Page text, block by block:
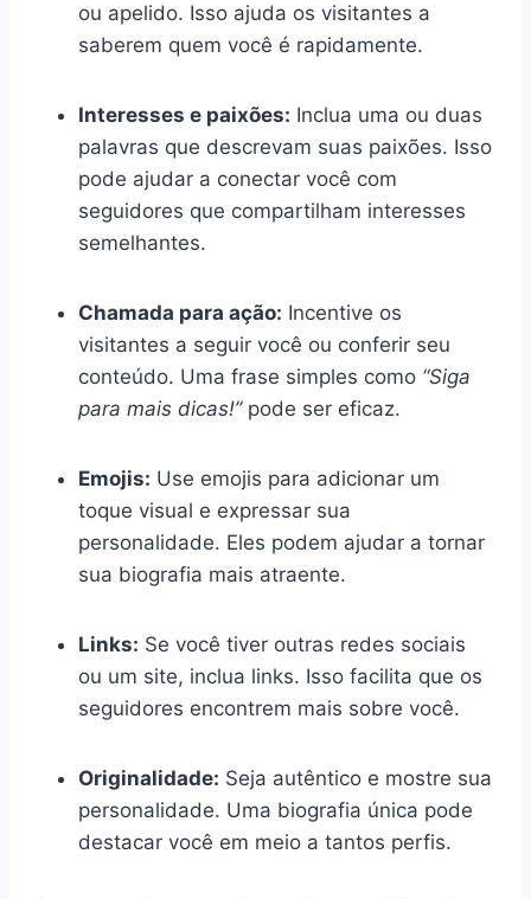
ou apelido. Isso ajuda os visitantes a
saberem quem você é rapidamente.
Interesses e paixões: Inclua uma ou duas
palavras que descrevam suas paixões. Isso
pode ajudar a conectar você com
seguidores que compartilham interesses
semelhantes.
Chamada para ação: Incentive os
visitantes a seguir você ou conferir seu
conteúdo. Uma frase simples como “Siga
para mais dicas!”pode ser eficaz.
Emojis: Use emojis para adicionar um
toque visual e expressar sua
personalidade. Eles podem ajudar a tornar
sua biografia mais atraente.
Links: Se você tiver outras redes sociais
ou um site, inclua links. Isso facilita que os
seguidores encontrem mais sobre você.
Originalidade: Seja autêntico e mostre sua
personalidade. Uma biografia única pode
destacar você em meio a tantos perfis.